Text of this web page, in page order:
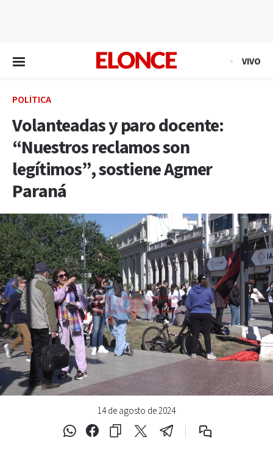
VIVO
POLÍTICA
Volanteadas y paro docente:
“Nuestros reclamos son
legítimos”, sostiene Agmer
Paraná
14 de agosto de 2024